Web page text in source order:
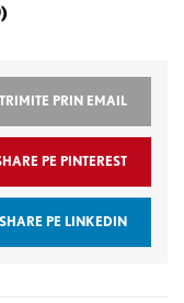
TRIMITE PRIN EMAIL
PE PINTEREST
SHARE PE LINKEDIN